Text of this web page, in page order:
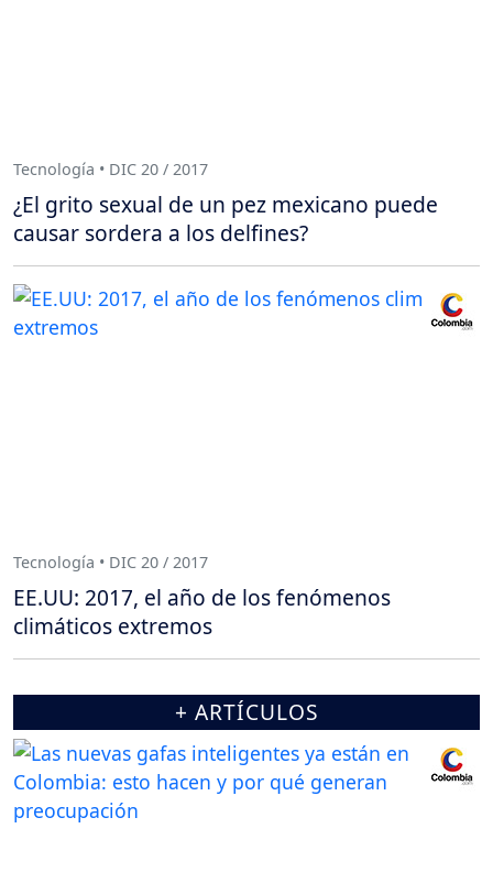
Tecnología • DIC 20 / 2017
¿El grito sexual de un pez mexicano puede
causar sordera a los delfines?
Tecnología • DIC 20 / 2017
EE.UU: 2017, el año de los fenómenos
climáticos extremos
+ ARTÍCULOS